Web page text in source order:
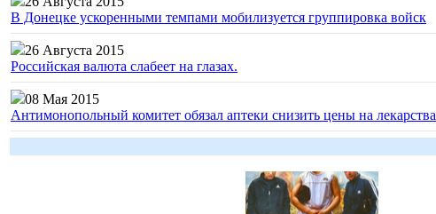
В Донецке ускоренными темпами мобилизуется группировка войск
26 Августа 2015
Российская валюта слабеет на глазах.
08 Мая 2015
Антимонопольный комитет обязал аптеки снизить цены на лекарства